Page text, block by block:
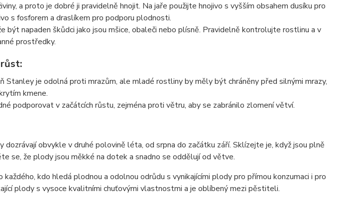
a proto je dobré ji pravidelně hnojit. Na jaře použijte hnojivo s vyšším obsahem dusíku pro
s fosforem a draslíkem pro podporu plodnosti.
být napaden škůdci jako jsou mšice, obaleči nebo plísně. Pravidelně kontrolujte rostlinu a v
prostředky.
:
Stanley je odolná proti mrazům, ale mladé rostliny by měly být chráněny před silnými mrazy,
kmene.
podporovat v začátcích růstu, zejména proti větru, aby se zabránilo zlomení větví.
dozrávají obvykle v druhé polovině léta, od srpna do začátku září. Sklízejte je, když jsou plně
se, že plody jsou měkké na dotek a snadno se oddělují od větve.
kdo hledá plodnou a odolnou odrůdu s vynikajícími plody pro přímou konzumaci i pro
plody s vysoce kvalitními chuťovými vlastnostmi a je oblíbený mezi pěstiteli.